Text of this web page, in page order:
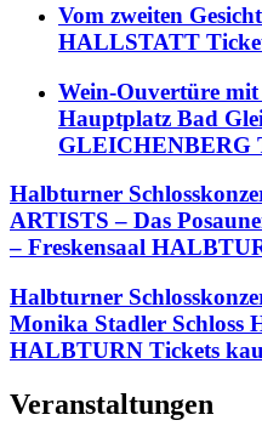
Vom zweiten
HALLSTATT
Wein-Ouvertüre
Hauptplatz Bad
GLEICHENBERG
Halbturner
ARTISTS – Das
– Freskensaal
Halbturner
Monika Stadler Schloss
HALBTURN Tickets
Veranstaltungen